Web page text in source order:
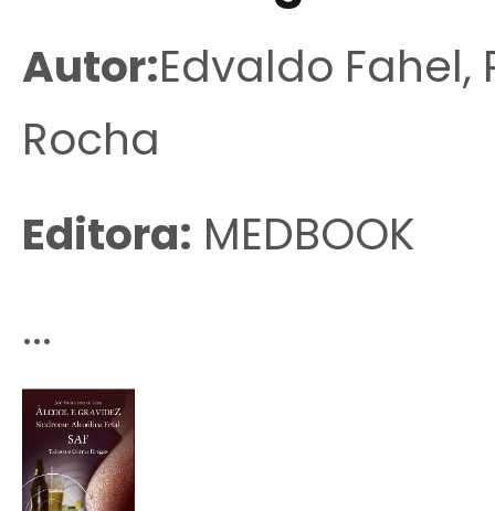
Autor:Edvaldo
Rocha
Editora: MEDBOOK
...